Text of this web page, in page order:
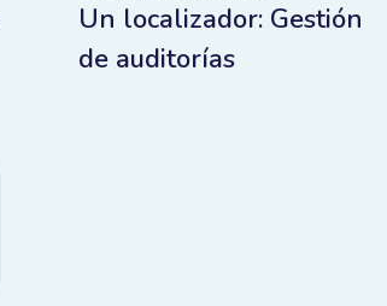
Un localizador: Gestión
de auditorías